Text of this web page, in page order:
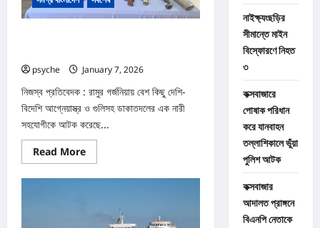
psyche
January 7, 2026
নিজস্ব প্রতিবেদক : রামুর গর্জনিয়ায় বেশ কিছু দেশি-
বিদেশি আগ্নেয়াস্ত্র ও গুলিসহ ডাকাতদলের এক নারী
সহযোগীকে আটক করেছে...
Read MoreRead
more
রামুতে
আগ্নেয়াস্ত্র
নাইক্ষ্যংছড়ির
সীমান্তে মাইন
বিস্ফোরণে নিহত
৩
কক্সবাজারে
পোষাক পরিধান
করে যানবাহন
তল্লাশিকালে ভুঁয়া
পুলিশ আটক
কক্সবাজার
আদালত প্রাঙ্গনে
বিএনপি নেতাকে